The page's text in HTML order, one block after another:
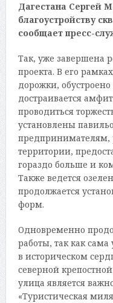
Дагестана Сергей
благоустройству
сообщает пресс-
Так, уже завершена
проекта. В его
дорожки,
достраивается
проводиться
установлены
предпринимателям,
территории,
гораздо больше и
Также ведется
продолжается
форм.
Одновременно
работы, так как
в историческом
северной
улица является
«Туристическая